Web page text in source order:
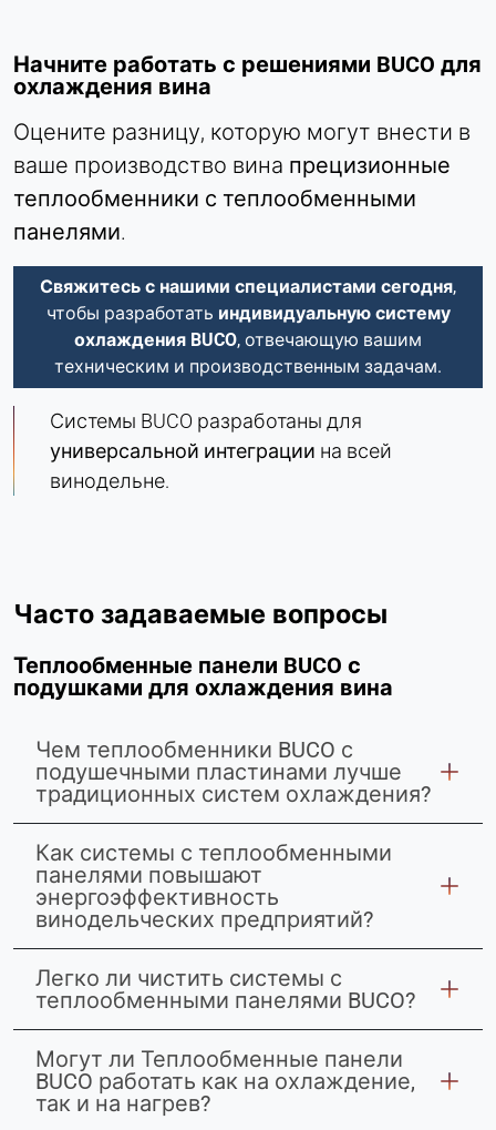
Начните работать с решениями BUCO для
охлаждения вина
Оцените разницу, которую могут внести в
ваше производство вина прецизионные
теплообменники с теплообменными
панелями.
Свяжитесь с нашими специалистами сегодня,
чтобы разработать индивидуальную систему
охлаждения BUCO, отвечающую вашим
техническим и производственным задачам.
Системы BUCO разработаны для
универсальной интеграции на всей
винодельне.
Часто задаваемые вопросы
Теплообменные панели BUCO с
подушками для охлаждения вина
Чем теплообменники BUCO с
подушечными пластинами лучше
традиционных систем охлаждения?
Как системы с теплообменными
панелями повышают
энергоэффективность
винодельческих предприятий?
Легко ли чистить системы с
теплообменными панелями BUCO?
Могут ли Теплообменные панели
BUCO работать как на охлаждение,
так и на нагрев?